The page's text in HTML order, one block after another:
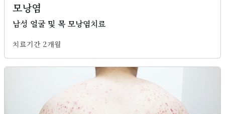
모낭염
남성 얼굴 및 목 모낭염치료
치료기간 2개월